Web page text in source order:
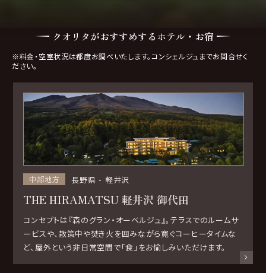
クオリタがおすすめするホテル・お宿
※料金・空室状況は都度お調べいたします。コンシェルジュまでお問合せく
ださい。
中部地方 長野県 軽井沢
THE HIRAMATSU 軽井沢 御代田
コンセプトは『森のグラン・オーベルジュ』。テラスでのルームサ
ービスや、散策中や焚き火を囲みながら寛ぐコーヒータイムな
ど、屋外という非日常空間で「食」をお愉しみいただけます。